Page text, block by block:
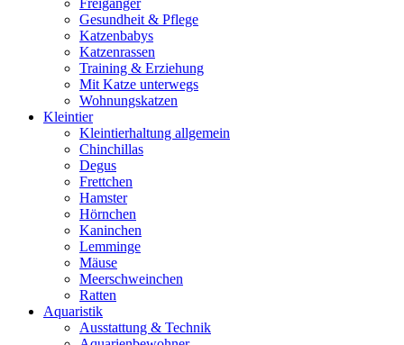
Freigänger
Gesundheit & Pflege
Katzenbabys
Katzenrassen
Training & Erziehung
Mit Katze unterwegs
Wohnungskatzen
Kleintier
Kleintierhaltung allgemein
Chinchillas
Degus
Frettchen
Hamster
Hörnchen
Kaninchen
Lemminge
Mäuse
Meerschweinchen
Ratten
Aquaristik
Ausstattung & Technik